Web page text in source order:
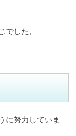
でした。
に努力していま